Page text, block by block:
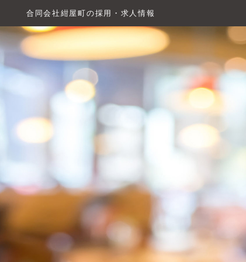
合同会社紺屋町の採用・求人情報